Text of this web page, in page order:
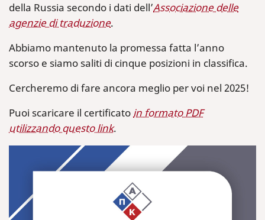
della Russia secondo i dati dell’Associazione delle
agenzie di traduzione.
Abbiamo mantenuto la promessa fatta l’anno
scorso e siamo saliti di cinque posizioni in classifica.
Cercheremo di fare ancora meglio per voi nel 2025!
Puoi scaricare il certificato in formato PDF
utilizzando questo link.